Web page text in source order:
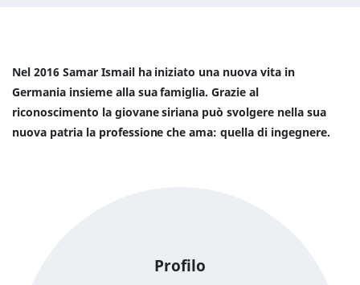
Nel 2016 Samar Ismail ha iniziato una nuova vita in
Germania insieme alla sua famiglia. Grazie al
riconoscimento la giovane siriana può svolgere nella sua
nuova patria la professione che ama: quella di ingegnere.
Profilo